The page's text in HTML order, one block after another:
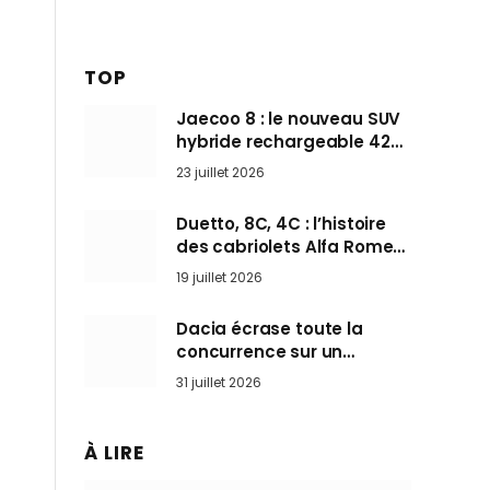
TOP
Jaecoo 8 : le nouveau SUV
hybride rechargeable 428
ch qui vise l’Audi Q7 arrive
en Europe cet automne
23 juillet 2026
Duetto, 8C, 4C : l’histoire
des cabriolets Alfa Romeo,
ces Spider qui ont défini
l’art de rouler cheveux au
vent
19 juillet 2026
Dacia écrase toute la
concurrence sur un
marché où personne ne
l’attendait
31 juillet 2026
À LIRE